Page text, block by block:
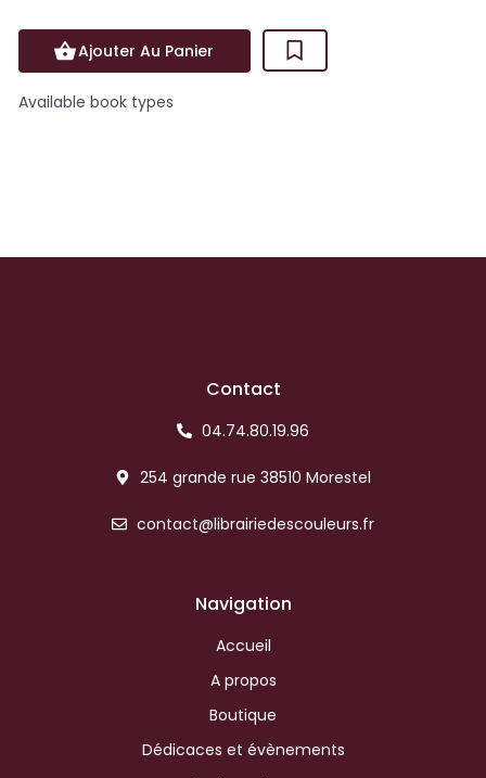
Ajouter Au Panier
Available book types
Contact
04.74.80.19.96
254 grande rue 38510 Morestel
contact@librairiedescouleurs.fr
Navigation
Accueil
A propos
Boutique
Dédicaces et évènements